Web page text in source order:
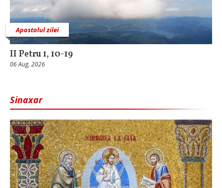
Apostolul zilei
II Petru 1, 10-19
06 Aug, 2026
Sinaxar